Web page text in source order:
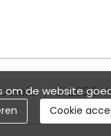
© 2026
om de website